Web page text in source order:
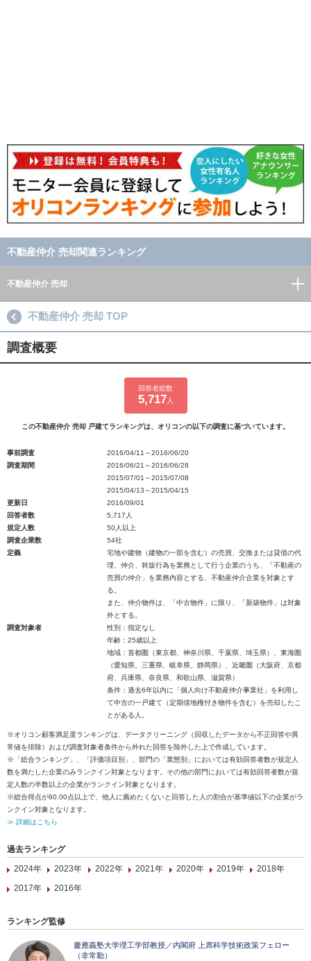
不動産仲介 売却関連ランキング
不動産仲介 売却
不動産仲介 売却 TOP
調査概要
回答者総数
5,717 人
この不動産仲介 売却 戸建てランキングは、オリコンの以下の調査に基づいています。
事前調査
2016/04/11～2016/06/20
調査期間
2016/06/21～2016/06/28
2015/07/01～2015/07/08
2015/04/13～2015/04/15
更新日
2016/09/01
回答者数
5,717人
規定人数
50人以上
調査企業数
54社
定義
宅地や建物（建物の一部を含む）の売買、交換または貸借の代
理、仲介、斡旋行為を業務として行う企業のうち、「不動産の
売買の仲介」を業務内容とする、不動産仲介企業を対象とす
る。
また、仲介物件は、「中古物件」に限り、「新築物件」は対象
外とする。
調査対象者
性別：指定なし
年齢：25歳以上
地域：首都圏（東京都、神奈川県、千葉県、埼玉県）、東海圏
（愛知県、三重県、岐阜県、静岡県）、近畿圏（大阪府、京都
府、兵庫県、奈良県、和歌山県、滋賀県）
条件：過去6年以内に「個人向け不動産仲介事業社」を利用し
て中古の一戸建て（定期借地権付き物件を含む）を売却したこ
とがある人。
※オリコン顧客満足度ランキングは、データクリーニング（回収したデータから不正回答や異
常値を排除）および調査対象者条件から外れた回答を除外した上で作成しています。
※「総合ランキング」、「評価項目別」、部門の「業態別」においては有効回答者数が規定人
数を満たした企業のみランクイン対象となります。その他の部門においては有効回答者数が規
定人数の半数以上の企業がランクイン対象となります。
※総合得点が60.00点以上で、他人に薦めたくないと回答した人の割合が基準値以下の企業がラ
ンクイン対象となります。
≫ 詳細はこちら
過去ランキング
2024年
2023年 2022年 2021年 2020年 2019年
2018年
2017年
2016年
ランキング監修
慶應義塾大学理工学部教授／内閣府 上席科学技術政策フェロー
（非常勤）